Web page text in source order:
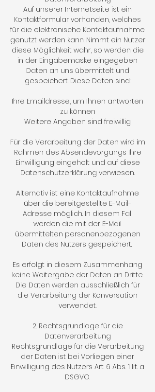
Auf unserer Internetseite ist ein
Kontaktformular vorhanden, welches
für die elektronische Kontaktaufnahme
genutzt werden kann. Nimmt ein Nutzer
diese Möglichkeit wahr, so werden die
in der Eingabemaske eingegeben
Daten an uns übermittelt und
gespeichert. Diese Daten sind:
Ihre Emaildresse, um Ihnen antworten
zu können
Weitere Angaben sind freiwillig
Für die Verarbeitung der Daten wird im
Rahmen des Absendevorgangs Ihre
Einwilligung eingeholt und auf diese
Datenschutzerklärung verwiesen.
Alternativ ist eine Kontaktaufnahme
über die bereitgestellte E-Mail-
Adresse möglich. In diesem Fall
werden die mit der E-Mail
übermittelten personenbezogenen
Daten des Nutzers gespeichert.
Es erfolgt in diesem Zusammenhang
keine Weitergabe der Daten an Dritte.
Die Daten werden ausschließlich für
die Verarbeitung der Konversation
verwendet.
2. Rechtsgrundlage für die
Datenverarbeitung
Rechtsgrundlage für die Verarbeitung
der Daten ist bei Vorliegen einer
Einwilligung des Nutzers Art. 6 Abs. 1 lit. a
DSGVO.